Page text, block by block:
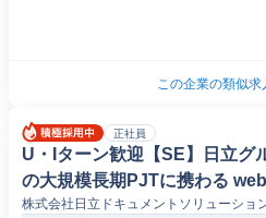
この企業の類似求
正社員
U・Iターン歓迎【SE】日立グ
の大規模長期PJTに携わる
株式会社日立ドキュメントソリューショ